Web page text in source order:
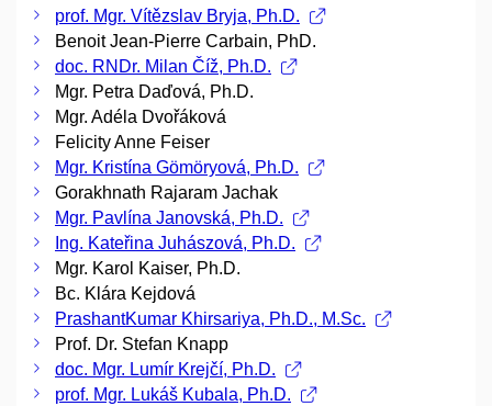
prof. Mgr. Vítězslav Bryja, Ph.D.
Benoit Jean-Pierre Carbain, PhD.
doc. RNDr. Milan Číž, Ph.D.
Mgr. Petra Daďová, Ph.D.
Mgr. Adéla Dvořáková
Felicity Anne Feiser
Mgr. Kristína Gömöryová, Ph.D.
Gorakhnath Rajaram Jachak
Mgr. Pavlína Janovská, Ph.D.
Ing. Kateřina Juhászová, Ph.D.
Mgr. Karol Kaiser, Ph.D.
Bc. Klára Kejdová
PrashantKumar Khirsariya, Ph.D., M.Sc.
Prof. Dr. Stefan Knapp
doc. Mgr. Lumír Krejčí, Ph.D.
prof. Mgr. Lukáš Kubala, Ph.D.